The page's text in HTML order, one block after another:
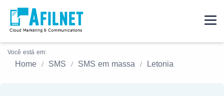
Você está em:
Home SMS SMS em massa Letonia